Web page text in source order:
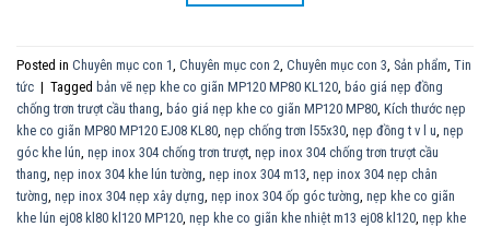
Posted in Chuyên mục con 1 Chuyên mục con 2 Chuyên mục con 3 Sản phẩm Tin
tức | Tagged bản vẽ nẹp khe co giãn MP120 MP80 KL120 báo giá nẹp đồng
chống trơn trượt cầu thang báo giá nẹp khe co giãn MP120 MP80 Kích thước nẹp
khe co giãn MP80 MP120 EJ08 KL80 nẹp chống trơn l55x30 nẹp đồng t v l u nẹp
góc khe lún nẹp inox 304 chống trơn trượt nẹp inox 304 chống trơn trượt cầu
thang nẹp inox 304 khe lún tường nẹp inox 304 m13 nẹp inox 304 nẹp chân
tường nẹp inox 304 nẹp xây dựng nẹp inox 304 ốp góc tường nẹp khe co giãn
khe lún ej08 kl80 kl120 MP120 nẹp khe co giãn khe nhiệt m13 ej08 kl120 nẹp khe